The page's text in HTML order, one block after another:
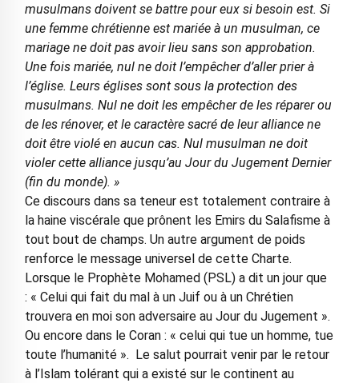
musulmans doivent se battre pour eux si besoin est. Si
une femme chrétienne est mariée à un musulman, ce
mariage ne doit pas avoir lieu sans son approbation.
Une fois mariée, nul ne doit l’empêcher d’aller prier à
l’église. Leurs églises sont sous la protection des
musulmans. Nul ne doit les empêcher de les réparer ou
de les rénover, et le caractère sacré de leur alliance ne
doit être violé en aucun cas. Nul musulman ne doit
violer cette alliance jusqu’au Jour du Jugement Dernier
(fin du monde). »
Ce discours dans sa teneur est totalement contraire à
la haine viscérale que prônent les Emirs du Salafisme à
tout bout de champs. Un autre argument de poids
renforce le message universel de cette Charte.
Lorsque le Prophète Mohamed (PSL) a dit un jour que
: « Celui qui fait du mal à un Juif ou à un Chrétien
trouvera en moi son adversaire au Jour du Jugement ».
Ou encore dans le Coran : « celui qui tue un homme, tue
toute l’humanité ». Le salut pourrait venir par le retour
à l’Islam tolérant qui a existé sur le continent au